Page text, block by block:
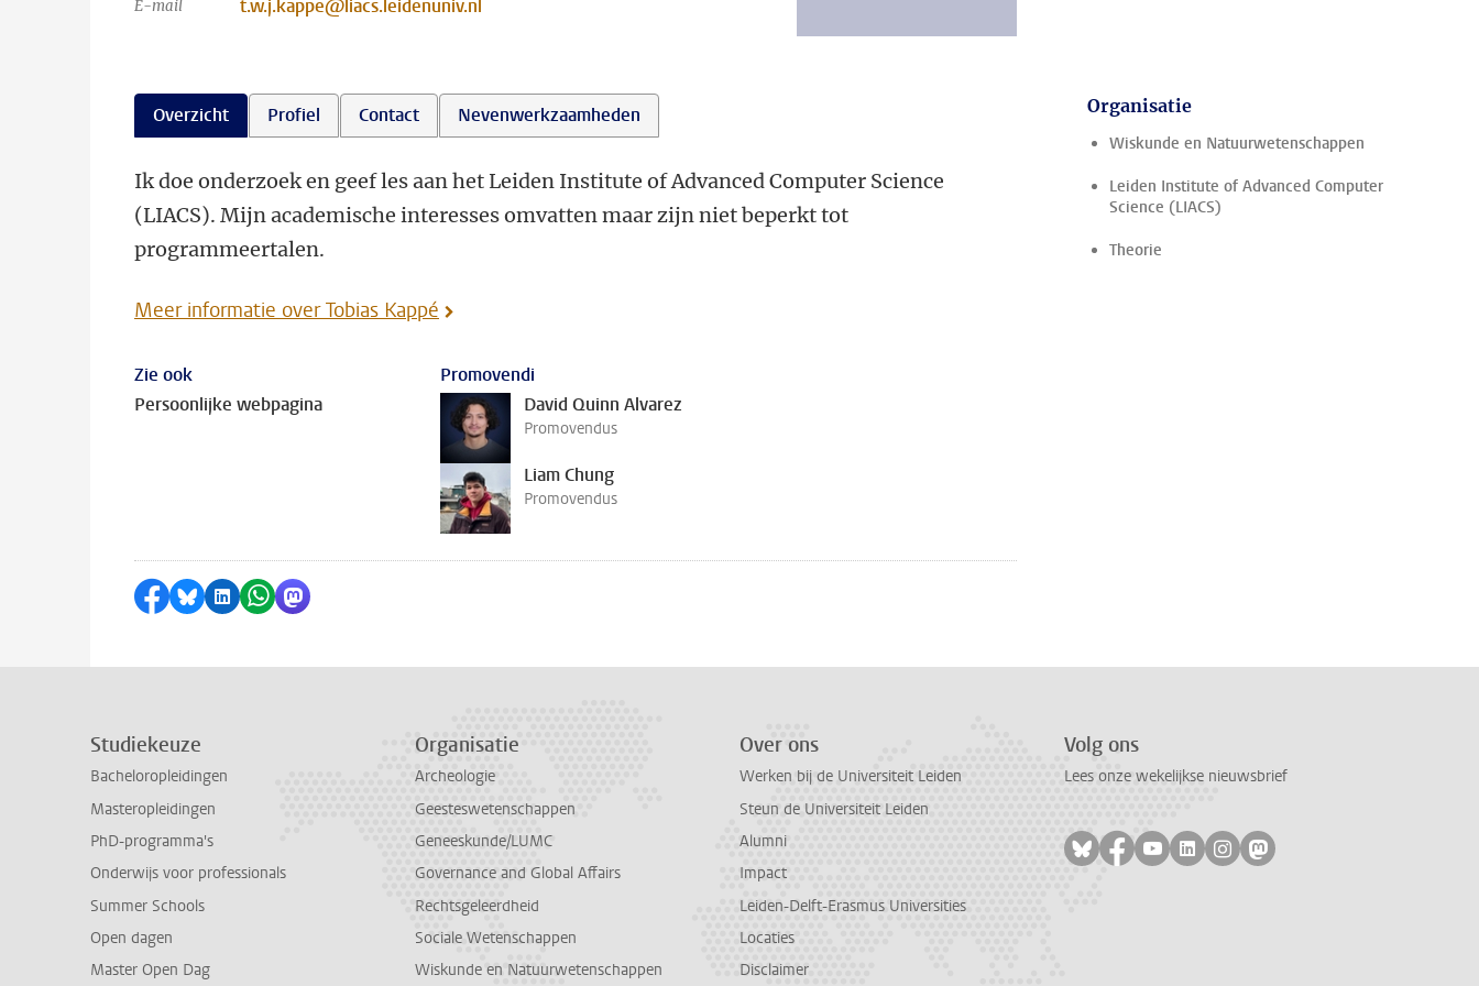
E-mail t.w.j.kappe@liacs.leidenuniv.nl
Overzicht Profiel Contact Nevenwerkzaamheden
Ik doe onderzoek en geef les aan het Leiden Institute of Advanced Computer Science
(LIACS). Mijn academische interesses omvatten maar zijn niet beperkt tot
programmeertalen.
Meer informatie over Tobias Kappé
Zie ook
Persoonlijke webpagina
Promovendi
David Quinn Alvarez
Promovendus
Liam Chung
Promovendus
Delen op Facebook
Delen via Bluesky
Delen op LinkedIn
Delen via WhatsApp
Delen via Mastodon
Organisatie
Wiskunde en Natuurwetenschappen
Leiden Institute of Advanced Computer
Science (LIACS)
Theorie
Studiekeuze
Bacheloropleidingen
Masteropleidingen
PhD-programma's
Onderwijs voor professionals
Summer Schools
Open dagen
Master Open Dag
Organisatie
Archeologie
Geesteswetenschappen
Geneeskunde/LUMC
Governance and Global Affairs
Rechtsgeleerdheid
Sociale Wetenschappen
Wiskunde en Natuurwetenschappen
Over ons
Werken bij de Universiteit Leiden
Steun de Universiteit Leiden
Alumni
Impact
Leiden-Delft-Erasmus Universities
Locaties
Disclaimer
Volg ons
Lees onze wekelijkse nieuwsbrief
Volg ons op bluesky
Volg ons op facebook
Volg ons op youtube
Volg ons op linkedin
Volg ons op instagram
Volg ons op mastodon